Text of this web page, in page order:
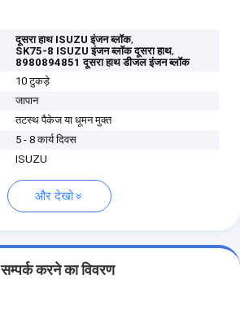
दूसरा हाथ ISUZU इंजन ब्लॉक,
SK75-8 ISUZU इंजन ब्लॉक दूसरा हाथ,
8980894851 दूसरा हाथ डीजल इंजन ब्लॉक
10 टुकड़े
जापान
तटस्थ पैकेज या धूमन मुक्त
5 - 8 कार्य दिवस
ISUZU
और देखो
सम्पर्क करने का विवरण